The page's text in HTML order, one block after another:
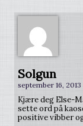
Solgun
september 16, 2013
Kjære deg Else-
sette ord på
positive vibber